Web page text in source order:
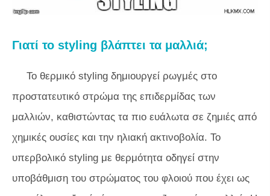
Γιατί το styling βλάπτει τα μαλλιά;
Το θερμικό styling δημιουργεί ρωγμές στο
προστατευτικό στρώμα της επιδερμίδας των
μαλλιών, καθιστώντας τα πιο ευάλωτα σε ζημιές από
χημικές ουσίες και την ηλιακή ακτινοβολία. Το
υπερβολικό styling με θερμότητα οδηγεί στην
υποβάθμιση του στρώματος του φλοιού που έχει ως